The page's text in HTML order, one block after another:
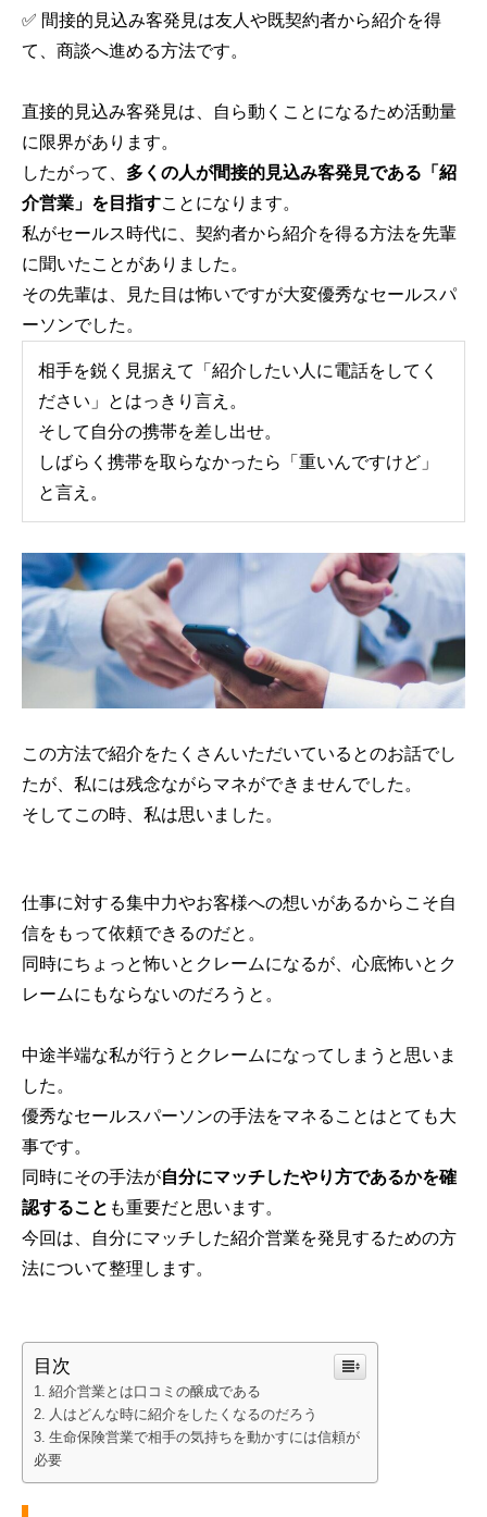
2021.06.08
研修の終わり方【研修構築のコツ】
2021.10.03
構築のコツ】
✅ 間接的見込み客発見は友人や既契約者から紹介を得
て、商談へ進める方法です。
直接的見込み客発見は、自ら動くことになるため活動量
に限界があります。
したがって、 多くの人が間接的見込み客発見である「紹
介営業」を目指すことになります。
私がセールス時代に、契約者から紹介を得る方法を先輩
に聞いたことがありました。
その先輩は、見た目は怖いですが大変優秀なセールスパ
ーソンでした。
相手を鋭く見据えて「紹介したい人に電話をしてく
ださい」とはっきり言え。
そして自分の携帯を差し出せ。
しばらく携帯を取らなかったら「重いんですけど」
と言え。
この方法で紹介をたくさんいただいているとのお話でし
たが、私には残念ながらマネができませんでした。
そして この時、私は思いました。
仕事に対する集中力やお客様への想いがあるからこそ自
信をもって依頼できるのだと。
同時にちょっと怖いとクレームになるが、心底怖いとク
レームにもならないのだろうと。
中途半端な私が行うとクレームになってしまうと思いま
した。
優秀なセールスパーソンの手法をマネることはとても大
事です。
同時にその手法が自分にマッチしたやり方であるかを確
認すること も重要だと思います。
今回は、自分にマッチした紹介営業を発見するための方
法について整理します。
目次
紹介営業とは口コミの醸成である
人はどんな時に紹介をしたくなるのだろう
生命保険営業で相手の気持ちを動かすには信頼が
必要